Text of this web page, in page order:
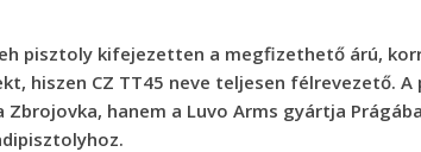
pisztoly kifejezetten a megfizethető árú,
hiszen CZ TT45 neve teljesen félrevezető.
Zbrojovka, hanem a Luvo Arms gyártja